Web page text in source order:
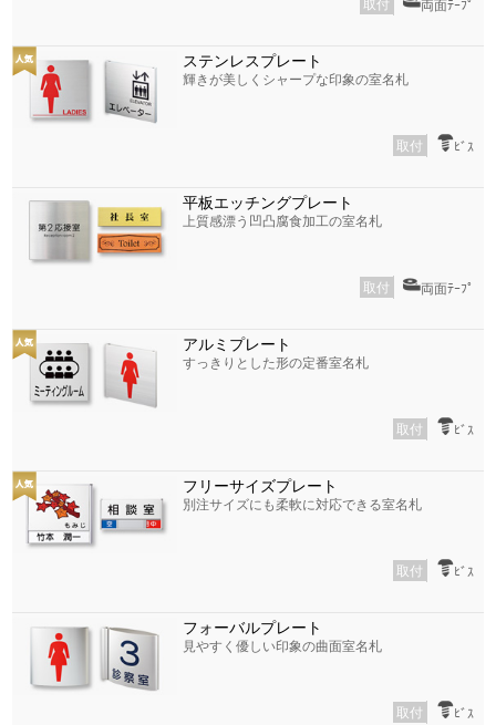
取付 両面ﾃｰﾌﾟ
ステンレスプレート
輝きが美しくシャープな印象の室名札
取付 ﾋﾞｽ
平板エッチングプレート
上質感漂う凹凸腐食加工の室名札
取付 両面ﾃｰﾌﾟ
アルミプレート
すっきりとした形の定番室名札
取付 ﾋﾞｽ
フリーサイズプレート
別注サイズにも柔軟に対応できる室名札
取付 ﾋﾞｽ
フォーバルプレート
見やすく優しい印象の曲面室名札
取付 ﾋﾞｽ